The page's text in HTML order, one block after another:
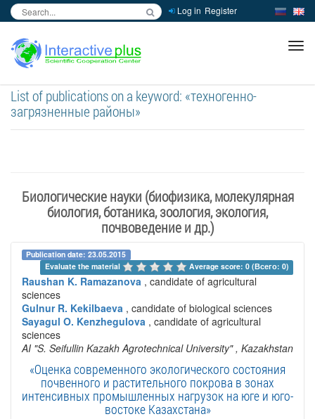
Log in Register
List of publications on a keyword: «техногенно-
загрязненные районы»
Биологические науки (биофизика, молекулярная
биология, ботаника, зоология, экология,
почвоведение и др.)
Publication date: 23.05.2015
Evaluate the material
Average score: 0 (Всего: 0)
Raushan K. Ramazanova , candidate of agricultural
sciences
Gulnur R. Kekilbaeva , candidate of biological sciences
Sayagul O. Kenzhegulova , candidate of agricultural
sciences
AI "S. Seifullin Kazakh Agrotechnical University" , Kazakhstan
«Оценка современного экологического состояния
почвенного и растительного покрова в зонах
интенсивных промышленных нагрузок на юге и юго-
востоке Казахстана»